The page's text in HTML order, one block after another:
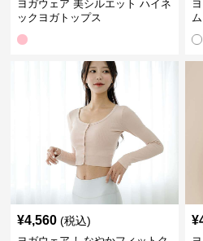
ヨガウェア 美シルエット ハイネ
ックヨガトップス
¥4,560 (税込) ¥